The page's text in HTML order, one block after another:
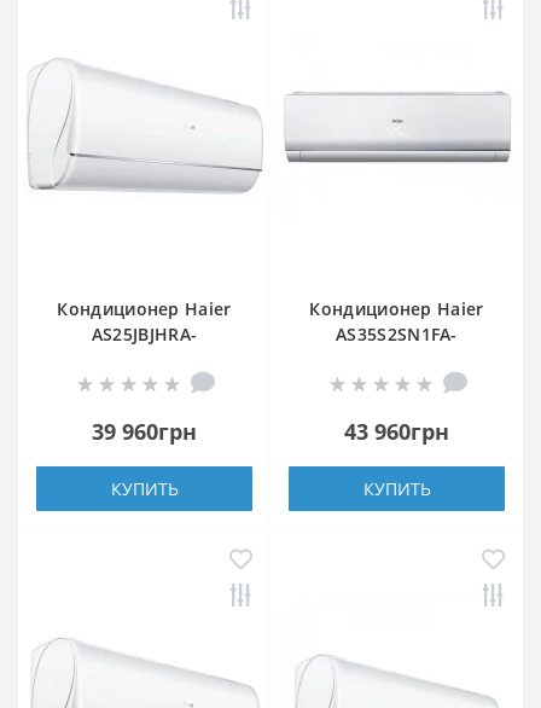
Кондиционер Haier
AS25JBJHRA-
39 960грн
КУПИТЬ
Кондиционер Haier
AS35S2SN1FA-
43 960грн
КУПИТЬ